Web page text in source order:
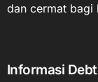
dan cermat bagi
Informasi Debt